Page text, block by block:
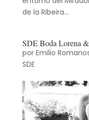
de la Ribeira...
SDE Boda Lorena
por Emilio
SDE